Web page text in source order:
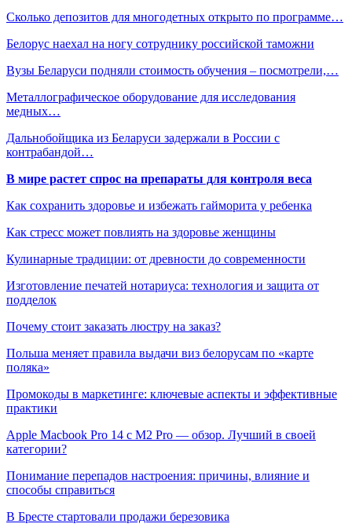
Сколько депозитов для многодетных открыто по программе…
Белорус наехал на ногу сотруднику российской таможни
Вузы Беларуси подняли стоимость обучения – посмотрели,…
Металлографическое оборудование для исследования
медных…
Дальнобойщика из Беларуси задержали в России с
контрабандой…
В мире растет спрос на препараты для контроля веса
Как сохранить здоровье и избежать гайморита у ребенка
Как стресс может повлиять на здоровье женщины
Кулинарные традиции: от древности до современности
Изготовление печатей нотариуса: технология и защита от
подделок
Почему стоит заказать люстру на заказ?
Польша меняет правила выдачи виз белорусам по «карте
поляка»
Промокоды в маркетинге: ключевые аспекты и эффективные
практики
Apple Macbook Pro 14 с M2 Pro — обзор. Лучший в своей
категории?
Понимание перепадов настроения: причины, влияние и
способы справиться
В Бресте стартовали продажи березовика